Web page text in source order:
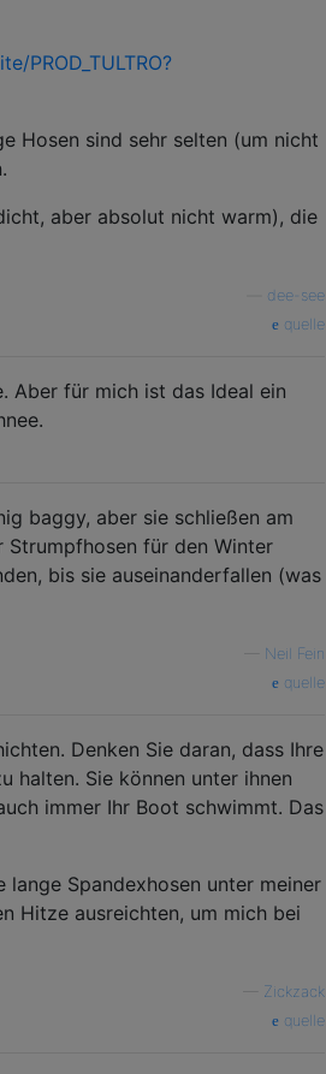
PROD_TULTRO?
Hosen sind sehr selten (um nicht
aber absolut nicht warm), die
dee-see
quelle
Aber für mich ist das Ideal ein
baggy, aber sie schließen am
für den Winter
bis sie auseinanderfallen (was
Neil Fein
quelle
Denken Sie daran, dass Ihre
halten. Sie können unter ihnen
immer Ihr Boot schwimmt. Das
Spandexhosen unter meiner
Hitze ausreichten, um mich bei
Zickzack
quelle